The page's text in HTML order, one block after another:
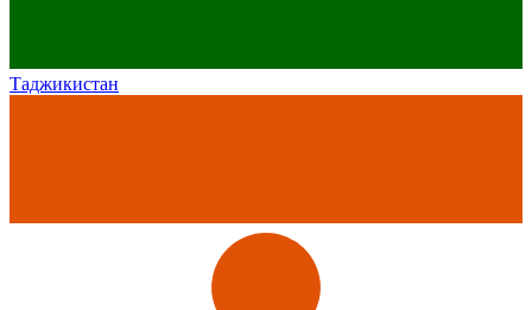
Таджикистан